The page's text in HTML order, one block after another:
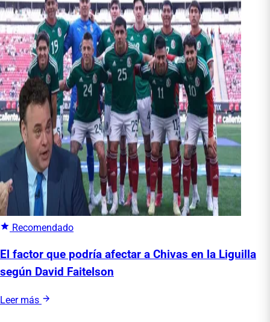
Recomendado
El factor que podría afectar a Chivas en la Liguilla
según David Faitelson
Leer más